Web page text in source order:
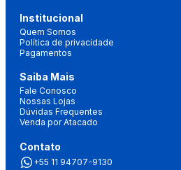
Institucional
Quem Somos
Política de privacidade
Pagamentos
Saiba Mais
Fale Conosco
Nossas Lojas
Dúvidas Frequentes
Venda por Atacado
Contato
+55 11 94707-9130